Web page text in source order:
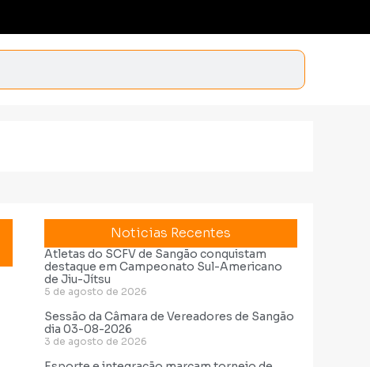
Noticias Recentes
Atletas do SCFV de Sangão conquistam
destaque em Campeonato Sul-Americano
de Jiu-Jítsu
5 de agosto de 2026
Sessão da Câmara de Vereadores de Sangão
dia 03-08-2026
3 de agosto de 2026